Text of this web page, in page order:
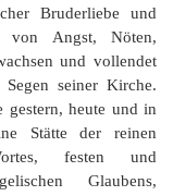
Bruderliebe und
von Angst, Nöten,
und vollendet
seiner Kirche.
gestern, heute und in
Stätte der reinen
festen und
Glaubens,